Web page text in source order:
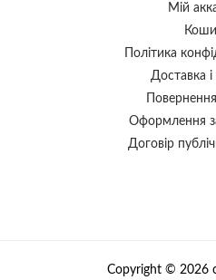
Мій
Політика
Доставка
Оформлення
Договір
Copyright © 2026